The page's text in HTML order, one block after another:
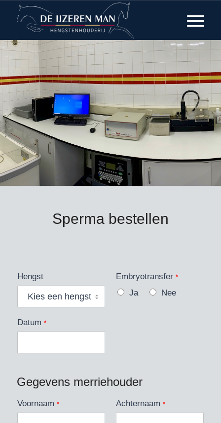
Sperma bestellen
Hengst Embryotransfer *
Ja Nee
Datum *
Gegevens merriehouder
Voornaam * Achternaam *